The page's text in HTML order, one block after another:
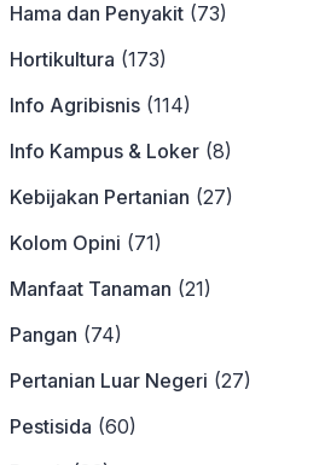
Hama dan Penyakit(73)
Hortikultura (173)
Info Agribisnis(114)
Info Kampus & Loker(8)
Kebijakan Pertanian (27)
Kolom Opini (71)
Manfaat Tanaman (21)
Pangan (74)
Pertanian Luar Negeri (27)
Pestisida (60)